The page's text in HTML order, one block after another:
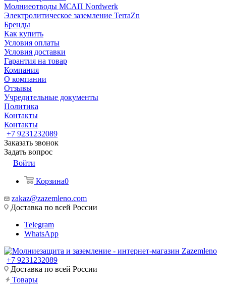
Молниеотводы МСАП Nordwerk
Электролитическое заземление TerraZn
Бренды
Как купить
Условия оплаты
Условия доставки
Гарантия на товар
Компания
О компании
Отзывы
Учредительные документы
Политика
Контакты
Контакты
+7 9231232089
Заказать звонок
Задать вопрос
Войти
Корзина0
zakaz@zazemleno.com
Доставка по всей России
Telegram
WhatsApp
+7 9231232089
Доставка по всей России
Товары